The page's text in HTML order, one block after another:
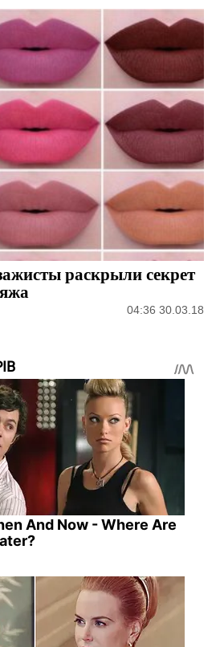
раскрыли секрет
04:36 30.03.18
And Now - Where Are